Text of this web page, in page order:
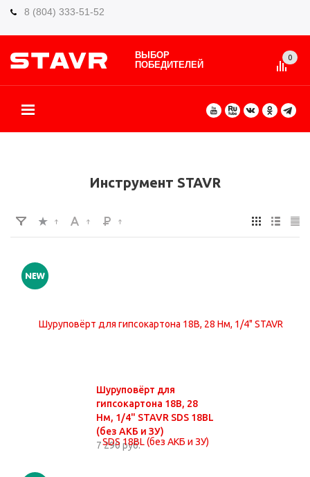
8 (804) 333-51-52
ВЫБОР
ПОБЕДИТЕЛЕЙ
0
О БРЕНДЕ ВИДЫ РАБОТ
Инструмент STAVR
Шуруповёрт для
гипсокартона 18В, 28
Нм, 1/4" STAVR SDS 18BL
(без АКБ и ЗУ)
7 290 руб.